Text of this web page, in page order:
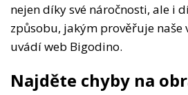
nejen díky své náročnosti, ale i
způsobu, jakým prověřuje naše
uvádí web Bigodino.
Najděte chyby na